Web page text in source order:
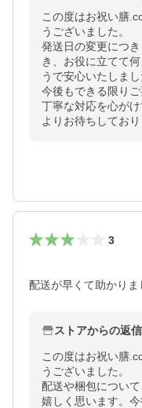
この度はお祝い膳
うございました。
発送日の変更につ
き、お役に立てて
うで安心いたしまし
今後もできる限り
丁寧な対応を心が
よりお待ちしており
3
配送が早くて助かりま
ストアからの返信
この度はお祝い膳
うございました。
配送や梱包につい
嬉しく思います。